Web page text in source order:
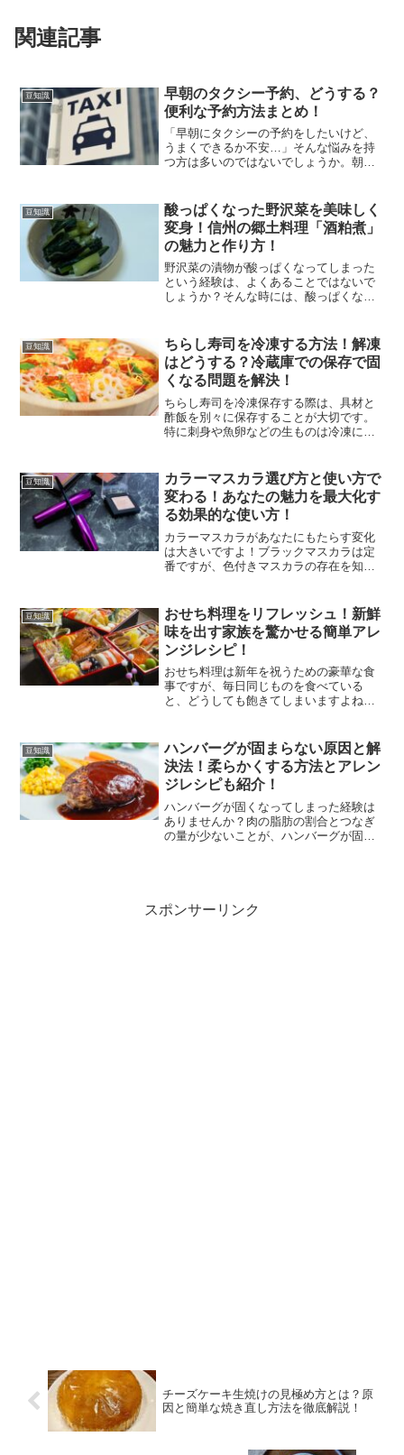
関連記事
豆知識
早朝のタクシー予約、どうする？
便利な予約方法まとめ！
「早朝にタクシーの予約をしたいけど、
うまくできるか不安…」そんな悩みを持
つ方は多いのではないでしょうか。朝の
クシーを予約しておきたいものです。こ
の記事では、早朝にタクシ...
豆知識
酸っぱくなった野沢菜を美味しく
変身！信州の郷土料理「酒粕煮」
の魅力と作り方！
野沢菜の漬物が酸っぱくなってしまった
という経験は、よくあることではないで
しょうか？そんな時には、酸っぱくなっ
ます。この調理法は、シンプルでありな
がら家庭でも簡単にできる...
豆知識
ちらし寿司を冷凍する方法！解凍
はどうする？冷蔵庫での保存で固
くなる問題を解決！
ちらし寿司を冷凍保存する際は、具材と
酢飯を別々に保存することが大切です。
特に刺身や魚卵などの生ものは冷凍に適
包んでから保存し、解凍時にも便利で、
冷凍の目安は2〜3週間で...
豆知識
カラーマスカラ選び方と使い方で
変わる！あなたの魅力を最大化す
る効果的な使い方！
カラーマスカラがあなたにもたらす変化
は大きいですよ！ブラックマスカラは定
番ですが、色付きマスカラの存在を知っ
も心配無用です！色によって異なる多彩
なメリットを活かし、自分...
豆知識
おせち料理をリフレッシュ！新鮮
味を出す家族を驚かせる簡単アレ
ンジレシピ！
おせち料理は新年を祝うための豪華な食
事ですが、毎日同じものを食べている
と、どうしても飽きてしまいますよね。
理をアレンジする方法をいくつかご紹介
します。これで、お正月の食...
豆知識
ハンバーグが固まらない原因と解
決法！柔らかくする方法とアレン
ジレシピも紹介！
ハンバーグが固くなってしまった経験は
ありませんか？肉の脂肪の割合とつなぎ
の量が少ないことが、ハンバーグが固く
スポンサーリンク
チーズケーキ生焼けの見極め方とは？原
因と簡単な焼き直し方法を徹底解説！